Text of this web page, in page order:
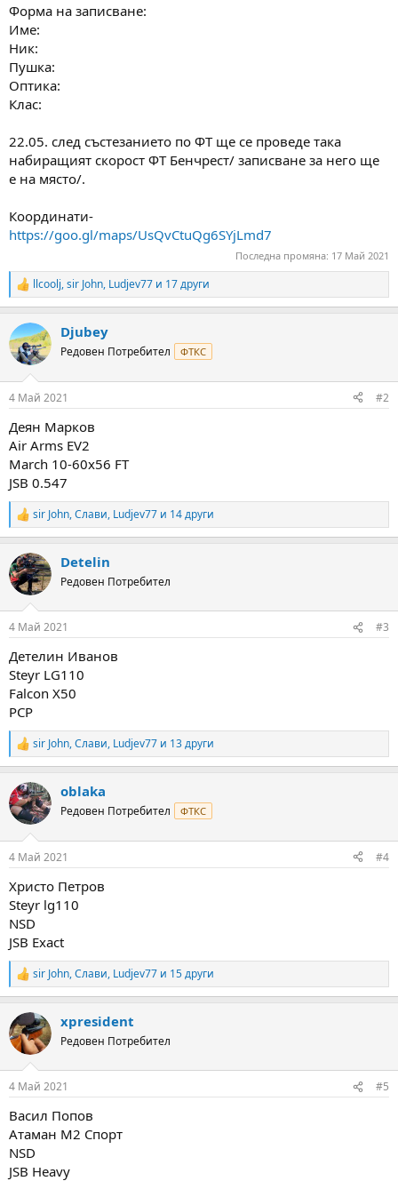
Форма на записване:
Име:
Ник:
Пушка:
Оптика:
Клас:
22.05. след състезанието по ФТ ще се проведе така
набиращият скорост ФТ Бенчрест/ записване за него ще
е на място/.
Координати-
https://goo.gl/maps/UsQvCtuQg6SYjLmd7
Последна промяна: 17 Май 2021
R
e
c
t
i
s
llcoolj,sir John, Ludjev77 и 17 други
Djubey
Редовен Потребител ФТКС
4 Май 2021 #2
Деян Марков
Air Arms EV2
March 10-60x56 FT
JSB 0.547
R
e
c
t
i
s
sir John,Слави, Ludjev77 и 14 други
Detelin
Редовен Потребител
4 Май 2021 #3
Детелин Иванов
Steyr LG110
Falcon X50
PCP
R
e
c
t
i
s
sir John,Слави, Ludjev77 и 13 други
oblaka
Редовен Потребител ФТКС
4 Май 2021 #4
Христо Петров
Steyr lg110
NSD
JSB Exact
R
e
c
t
i
s
sir John,Слави, Ludjev77 и 15 други
xpresident
Редовен Потребител
4 Май 2021 #5
Васил Попов
Атаман М2 Спорт
NSD
JSB Heavy